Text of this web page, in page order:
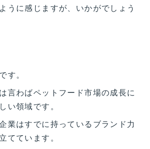
うに感じますが、いかがでしょう
す。
言わばペットフード市場の成長に
い領域です。
業はすでに持っているブランド力
てています。